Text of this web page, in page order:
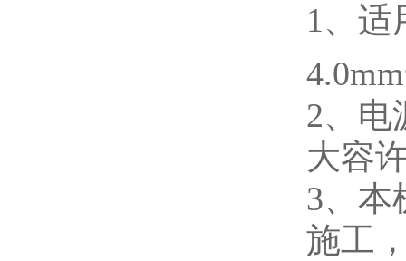
1、适
4.0mm
2、电
大容
3、本
施工